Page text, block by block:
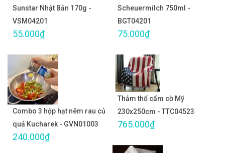
Sunstar Nhật Bản 170g -
VSM04201
55.000₫
Scheuermilch 750ml -
BGT04201
75.000₫
Combo 3 hộp hạt nêm rau củ
quả Kucharek - GVN01003
240.000₫
Thảm thổ cẩm cờ Mỹ
230x250cm - TTC04523
765.000₫